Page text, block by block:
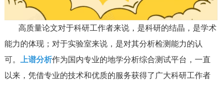
高质量论文对于科研工作者来说，是科研的结晶，是学术
能力的体现；对于实验室来说，是对其分析检测能力的认
可。
上谱分析作为国内专业的地学分析综合测试平台，一直
以来，凭借专业的技术和优质的服务获得了广大科研工作者